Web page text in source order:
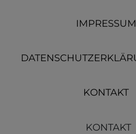
IMPRESSUM
KONTAKT
KONTAKT